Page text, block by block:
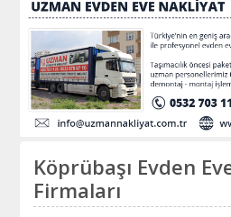
Köprübaşı Evden
Firmaları